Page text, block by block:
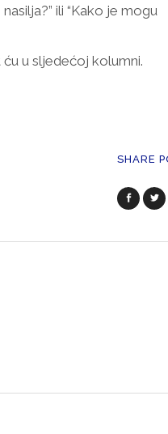
ili “Kako je mogu
u sljedećoj kolumni.
SHARE